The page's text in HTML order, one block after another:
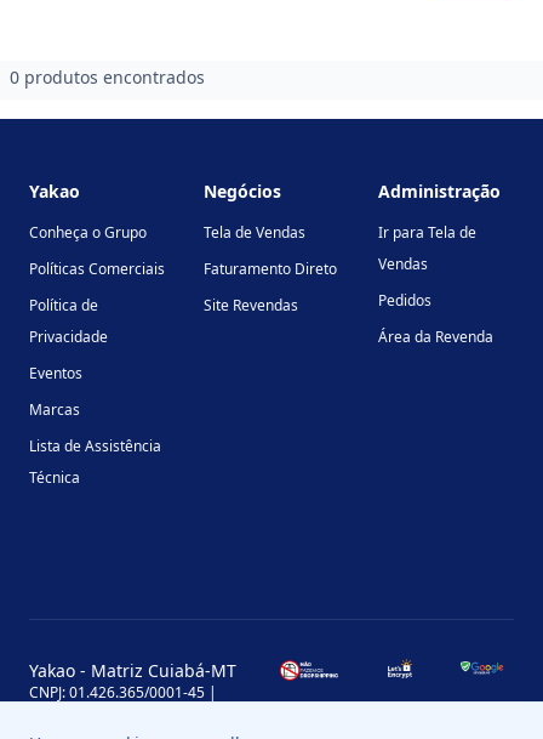
0 produtos encontrados
Yakao
Conheça o Grupo
Políticas Comerciais
Política de
Privacidade
Eventos
Marcas
Lista de Assistência
Técnica
Negócios
Tela de Vendas
Faturamento Direto
Site Revendas
Administração
Ir para Tela de
Vendas
Pedidos
Área da Revenda
Yakao - Matriz Cuiabá-MT
CNPJ: 01.426.365/0001-45 |